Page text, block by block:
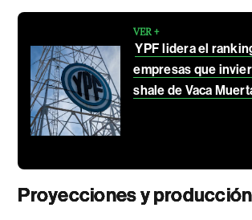
VER +
YPF lidera el
empresas que
shale de Vaca
Proyecciones y producción